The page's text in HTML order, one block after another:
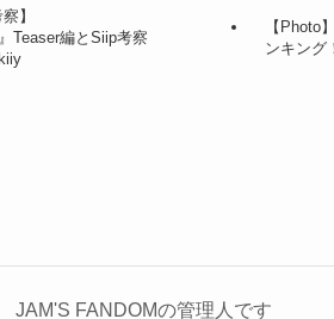
】
Teaser編とSiip考察
【
ンキング
JAM'S FANDOMの管理人です